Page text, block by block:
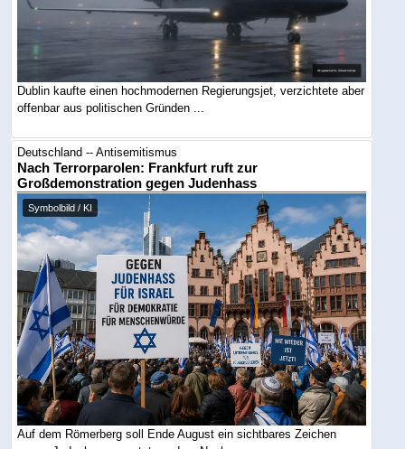
Dublin kaufte einen hochmodernen Regierungsjet, verzichtete aber
offenbar aus politischen Gründen ...
Deutschland -- Antisemitismus
Nach Terrorparolen: Frankfurt ruft zur
Großdemonstration gegen Judenhass
Symbolbild / KI
Auf dem Römerberg soll Ende August ein sichtbares Zeichen